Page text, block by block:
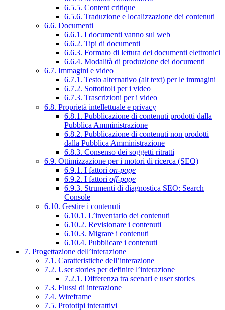
6.5.5. Content critique
6.5.6. Traduzione e localizzazione dei contenuti
6.6. Documenti
6.6.1. I documenti vanno sul web
6.6.2. Tipi di documenti
6.6.3. Formato di lettura dei documenti elettronici
6.6.4. Modalità di produzione dei documenti
6.7. Immagini e video
6.7.1. Testo alternativo (alt text) per le immagini
6.7.2. Sottotitoli per i video
6.7.3. Trascrizioni per i video
6.8. Proprietà intellettuale e privacy
6.8.1. Pubblicazione di contenuti prodotti dalla
Pubblica Amministrazione
6.8.2. Pubblicazione di contenuti non prodotti
dalla Pubblica Amministrazione
6.8.3. Consenso dei soggetti ritratti
6.9. Ottimizzazione per i motori di ricerca (SEO)
6.9.1. I fattori on-page
6.9.2. I fattori off-page
6.9.3. Strumenti di diagnostica SEO: Search
Console
6.10. Gestire i contenuti
6.10.1. L’inventario dei contenuti
6.10.2. Revisionare i contenuti
6.10.3. Migrare i contenuti
6.10.4. Pubblicare i contenuti
7. Progettazione dell’interazione
7.1. Caratteristiche dell’interazione
7.2. User stories per definire l’interazione
7.2.1. Differenza tra scenari e user stories
7.3. Flussi di interazione
7.4. Wireframe
7.5. Prototipi interattivi